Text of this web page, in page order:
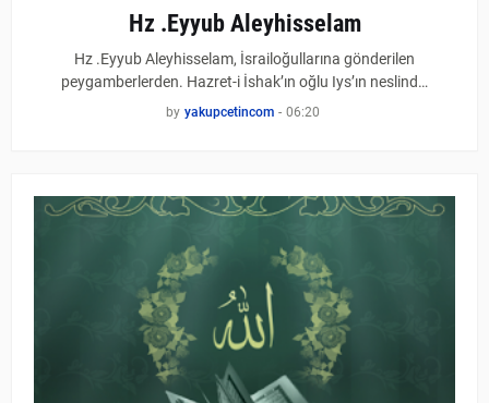
Hz .Eyyub Aleyhisselam
Hz .Eyyub Aleyhisselam, İsrailoğullarına gönderilen
peygamberlerden. Hazret-i İshak’ın oğlu Iys’ın neslind…
by yakupcetincom - 06:20